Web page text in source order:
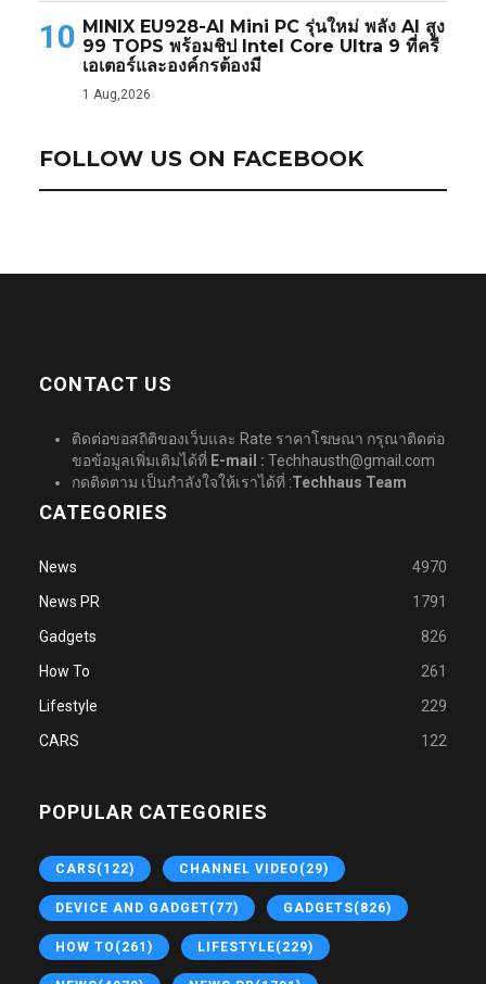
10 MINIX EU928-AI Mini PC รุ่นใหม่ พลัง AI สูง
99 TOPS พร้อมชิป Intel Core Ultra 9 ที่ครี
เอเตอร์และองค์กรต้องมี
1 Aug,2026
FOLLOW US ON FACEBOOK
CONTACT US
ติดต่อขอสถิติของเว็บและ Rate ราคาโฆษณา กรุณาติดต่อ
ขอข้อมูลเพิ่มเติมได้ที่ E-mail : Techhausth@gmail.com
กดติดตาม เป็นกำลังใจให้เราได้ที่ :Techhaus Team
CATEGORIES
News
4970
News PR
1791
Gadgets
826
How To
261
Lifestyle
229
CARS
122
POPULAR CATEGORIES
CARS(122) CHANNEL VIDEO (29)
DEVICE AND GADGET(77) GADGETS(826)
HOW TO (261) LIFESTYLE(229)